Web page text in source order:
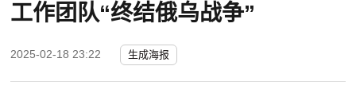
工作团队“终结俄乌战争”
2025-02-18 23:22 生成海报